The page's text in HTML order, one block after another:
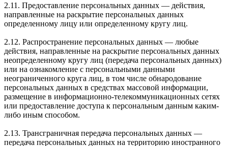
2.11. Предоставление персональных данных — действия,
направленные на раскрытие персональных данных
определенному лицу или определенному кругу лиц.
2.12. Распространение персональных данных — любые
действия, направленные на раскрытие персональных данных
неопределенному кругу лиц (передача персональных данных)
или на ознакомление с персональными данными
неограниченного круга лиц, в том числе обнародование
персональных данных в средствах массовой информации,
размещение в информационно-телекоммуникационных сетях
или предоставление доступа к персональным данным каким-
либо иным способом.
2.13. Трансграничная передача персональных данных —
передача персональных данных на территорию иностранного